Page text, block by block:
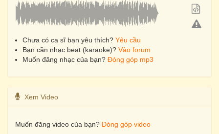
Chưa có ca sĩ bạn yêu thích? Yêu cầu
Bạn cần nhạc beat (karaoke)? Vào forum
Muốn đăng nhạc của bạn? Đóng góp mp3
Xem Video
Muốn đăng video của bạn? Đóng góp video